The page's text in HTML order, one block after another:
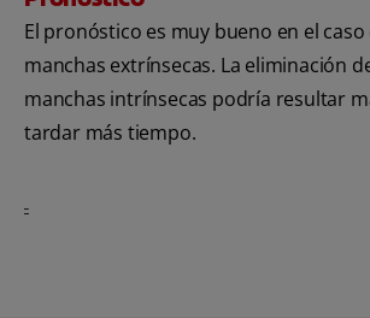
El pronóstico es muy bueno en el caso
manchas extrínsecas. La eliminación
manchas intrínsecas podría resultar
tardar más tiempo.